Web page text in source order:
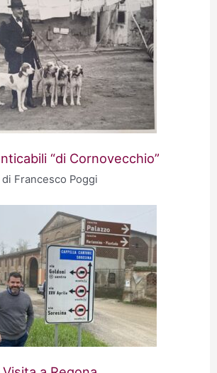
“di Cornovecchio”
di Francesco Poggi